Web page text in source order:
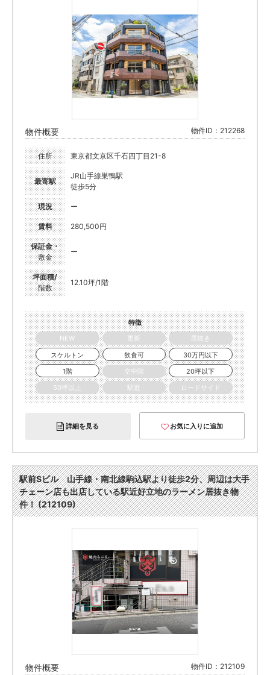
物件概要 物件ID：212268
住所 東京都文京区千石四丁目21-8
最寄駅
JR山手線巣鴨駅
徒歩5分
現況 ー
賃料 280,500円
保証金・
敷金
ー
坪面積/
階数
12.10坪/1階
特徴
NEW
更新
居抜き
スケルトン
飲食可
30万円以下
1階
空中階
20坪以下
50坪以上
駅近 ロードサイド
詳細を見る お気に入りに追加
駅前Sビル 山手線・南北線駒込駅より徒歩2分、周辺は大手
チェーン店も出店している駅近好立地のラーメン居抜き物
件！ (212109)
物件概要 物件ID：212109